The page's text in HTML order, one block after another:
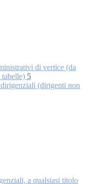
di vertice (da
5
(dirigenti non
a qualsiasi titolo